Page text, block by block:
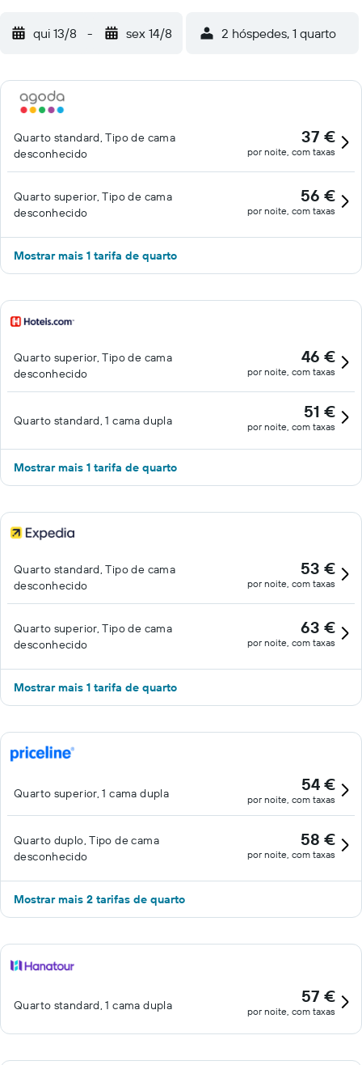
qui 13/8 - sex 14/8 2 hóspedes, 1 quarto
Quarto standard, Tipo de cama
desconhecido
37 €
por noite, com taxas
Quarto superior, Tipo de cama
desconhecido
56 €
por noite, com taxas
Mostrar mais 1 tarifa de quarto
Quarto superior, Tipo de cama
desconhecido
46 €
por noite, com taxas
Quarto standard, 1 cama dupla 51 €
por noite, com taxas
Mostrar mais 1 tarifa de quarto
Quarto standard, Tipo de cama
desconhecido
53 €
por noite, com taxas
Quarto superior, Tipo de cama
desconhecido
63 €
por noite, com taxas
Mostrar mais 1 tarifa de quarto
Quarto superior, 1 cama dupla 54 €
por noite, com taxas
Quarto duplo, Tipo de cama
desconhecido
58 €
por noite, com taxas
Mostrar mais 2 tarifas de quarto
Quarto standard, 1 cama dupla 57 €
por noite, com taxas